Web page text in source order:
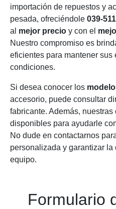
importación de repuestos y
pesada, ofreciéndole 039-
al mejor precio y con el
Nuestro compromiso es
eficientes para mantener sus
condiciones.
Si desea conocer los
accesorio, puede consultar
fabricante. Además, nuestras
disponibles para ayudarle
No dude en contactarnos
personalizada y garantizar
equipo.
Formulario